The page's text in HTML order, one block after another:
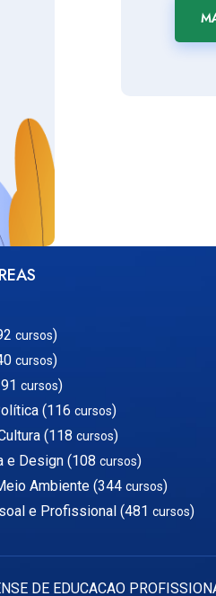
cursos)
cursos)
cursos)
(116 cursos)
(118 cursos)
e Design (108 cursos)
Ambiente (344 cursos)
e Profissional (481 cursos)
DE EDUCACAO